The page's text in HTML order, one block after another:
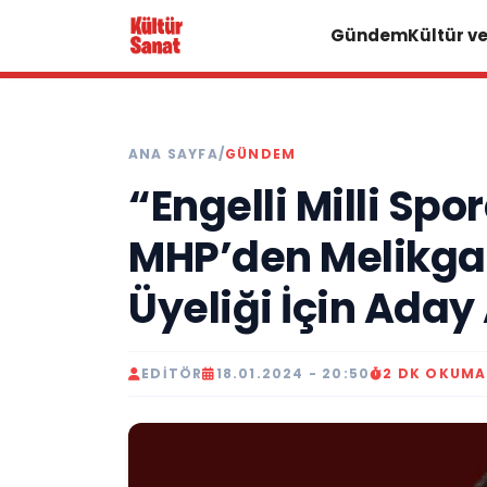
GündemKültür
ANA SAYFA/GÜNDEM
“Engelli Milli
MHP’den
Üyeliği İçin Aday
EDITÖR 18.01.2024 - 20:50 2 DK OKUMA